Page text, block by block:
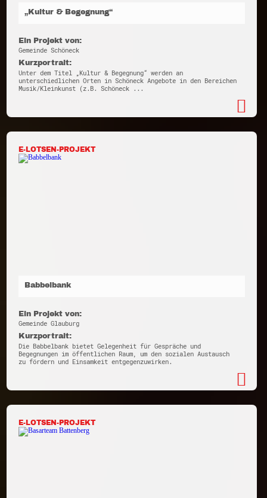
„Kultur & Begegnung“
Ein Projekt von:
Gemeinde Schöneck
Kurzportrait:
Unter dem Titel „Kultur & Begegnung“ werden an
unterschiedlichen Orten in Schöneck Angebote in den Bereichen
Musik/Kleinkunst (z.B. Schöneck ...
E-LOTSEN-PROJEKT
Babbelbank
Ein Projekt von:
Gemeinde Glauburg
Kurzportrait:
Die Babbelbank bietet Gelegenheit für Gespräche und
Begegnungen im öffentlichen Raum, um den sozialen Austausch
zu fördern und Einsamkeit entgegenzuwirken.
E-LOTSEN-PROJEKT